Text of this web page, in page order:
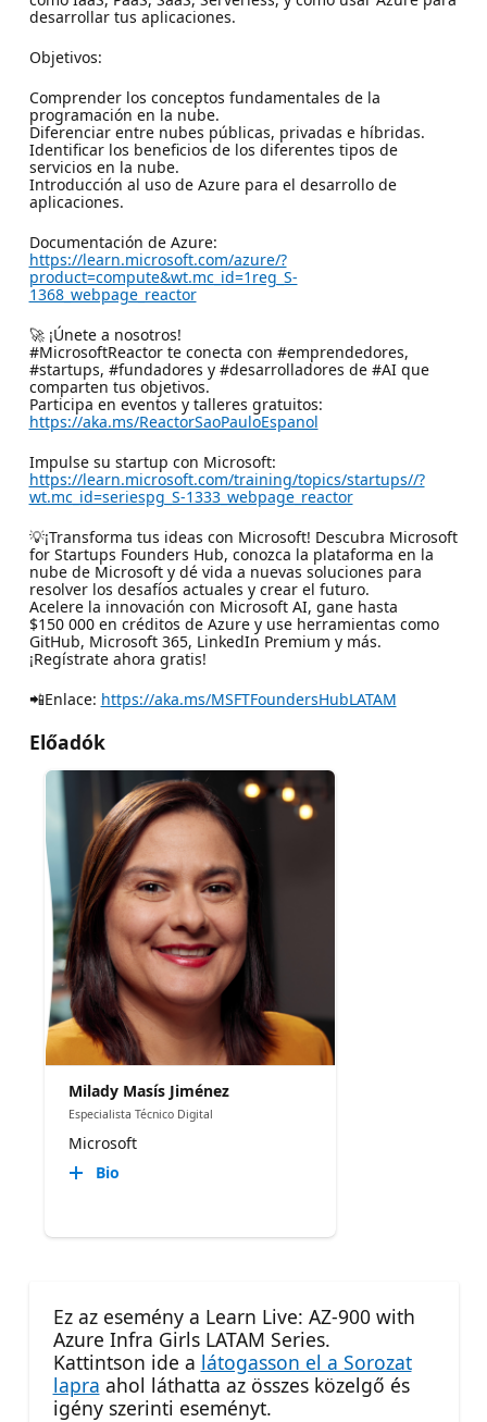
desarrollar tus aplicaciones.
Objetivos:
Comprender los conceptos fundamentales de la
programación en la nube.
Diferenciar entre nubes públicas, privadas e híbridas.
Identificar los beneficios de los diferentes tipos de
servicios en la nube.
Introducción al uso de Azure para el desarrollo de
aplicaciones.
Documentación de Azure:
https://learn.microsoft.com/azure/?
product=compute&wt.mc_id=1reg_S-
1368_webpage_reactor
🚀 ¡Únete a nosotros!
#MicrosoftReactor te conecta con #emprendedores,
#startups, #fundadores y #desarrolladores de #AI que
comparten tus objetivos.
Participa en eventos y talleres gratuitos:
https://aka.ms/ReactorSaoPauloEspanol
Impulse su startup con Microsoft:
https://learn.microsoft.com/training/topics/startups//?
wt.mc_id=seriespg_S-1333_webpage_reactor
💡¡Transforma tus ideas con Microsoft! Descubra Microsoft
for Startups Founders Hub, conozca la plataforma en la
nube de Microsoft y dé vida a nuevas soluciones para
resolver los desafíos actuales y crear el futuro.
Acelere la innovación con Microsoft AI, gane hasta
$150 000 en créditos de Azure y use herramientas como
GitHub, Microsoft 365, LinkedIn Premium y más.
¡Regístrate ahora gratis!
📲Enlace: https://aka.ms/MSFTFoundersHubLATAM
Előadók
Milady Masís Jiménez
Especialista Técnico Digital
Microsoft
Bio
Ez az esemény a Learn Live: AZ-900 with
Azure Infra Girls LATAM Series.
Kattintson ide a látogasson el a Sorozat
lapra ahol láthatta az összes közelgő és
igény szerinti eseményt.